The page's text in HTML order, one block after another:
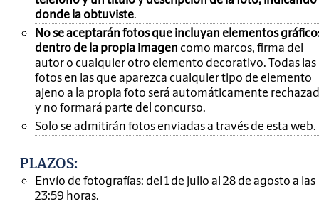
donde la obtuviste.
No se aceptarán fotos que incluyan elementos
dentro de la propia imagen como marcos, firma del
autor o cualquier otro elemento decorativo. Todas las
fotos en las que aparezca cualquier tipo de elemento
ajeno a la propia foto será automáticamente
y no formará parte del concurso.
Solo se admitirán fotos enviadas a través de esta web.
PLAZOS:
Envío de fotografías: del 1 de julio al 28 de agosto a las
23:59 horas.